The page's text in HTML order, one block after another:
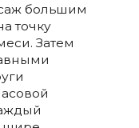
большим
точку
Затем